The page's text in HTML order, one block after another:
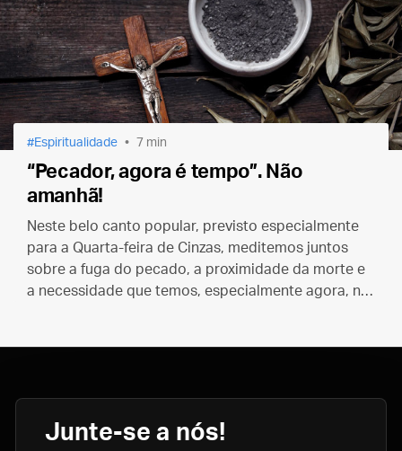
Espiritualidade 7 min
“Pecador, agora é tempo”. Não
amanhã!
Neste belo canto popular, previsto especialmente
para a Quarta-feira de Cinzas, meditemos juntos
sobre a fuga do pecado, a proximidade da morte e
a necessidade que temos, especialmente agora, na
Junte-se a nós!